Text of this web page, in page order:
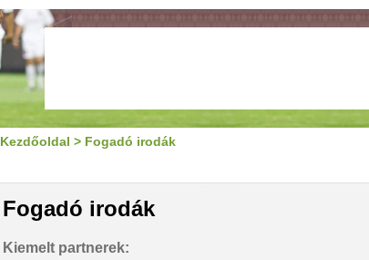
Kezdőoldal > Fogadó irodák
Fogadó irodák
Kiemelt partnerek: